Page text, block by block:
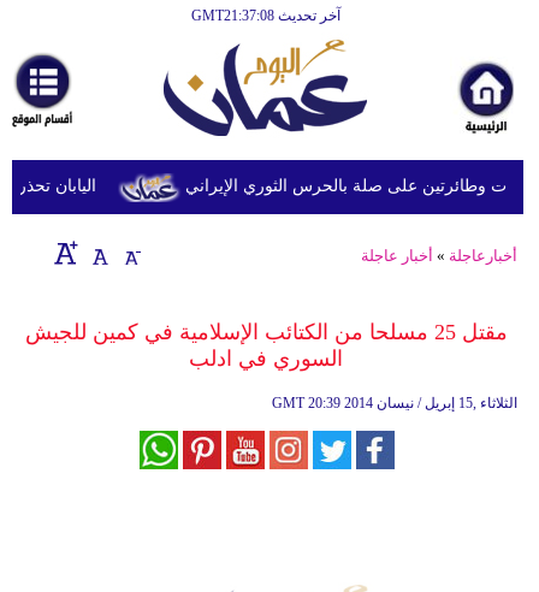
آخر تحديث GMT21:37:08
أخبارعاجلة
رياضة
ثقافة
إقتصاد
وموسيقى
اليابان تحذر من على صلة بالحرس الثوري الإيراني
أخبارعاجلة » أخبار عاجلة
مقتل 25 مسلحا من الكتائب الإسلامية في كمين للجيش
السوري في ادلب
GMT 20:39 2014 الثلاثاء ,15 إبريل / نيسان